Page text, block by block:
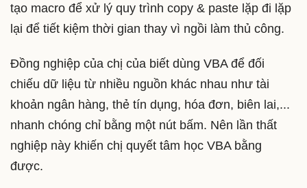
tạo macro để xử lý quy trình copy & paste lặp đi lặp
lại để tiết kiệm thời gian thay vì ngồi làm thủ công.
Đồng nghiệp của chị của biết dùng VBA để đối
chiếu dữ liệu từ nhiều nguồn khác nhau như tài
khoản ngân hàng, thẻ tín dụng, hóa đơn, biên lai,...
nhanh chóng chỉ bằng một nút bấm. Nên lần thất
nghiệp này khiến chị quyết tâm học VBA bằng
được.